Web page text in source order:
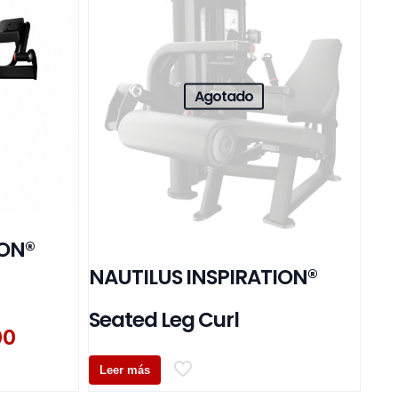
Agotado
NAUTILUS INSPIRATION®
Seated Leg Curl
Leer más